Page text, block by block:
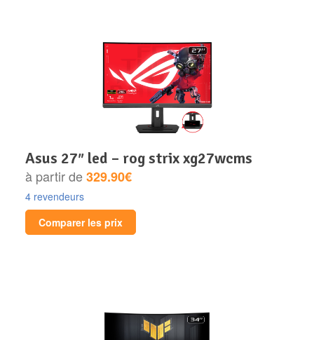
asus 27″ led – rog strix xg27wcms
à partir de329.90€
4 revendeurs
Comparer les prix